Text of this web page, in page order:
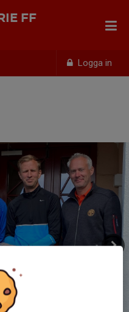
Logga in
FF